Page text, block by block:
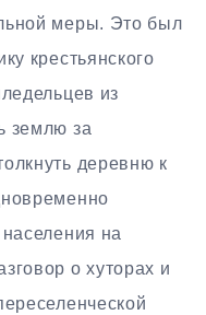
меры. Это был
крестьянского
из
землю за
деревню к
на
о хуторах и